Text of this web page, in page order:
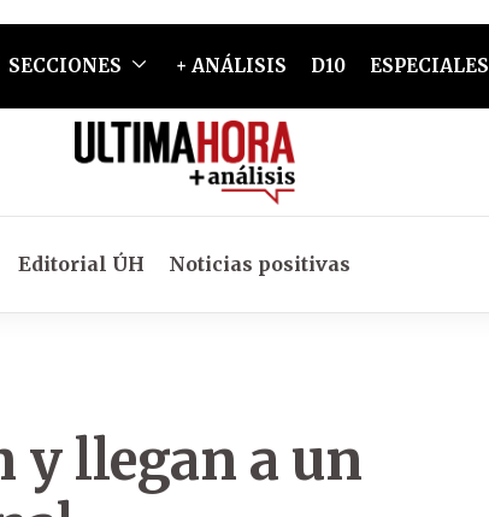
SECCIONES + ANÁLISIS D10 ESPECIALES
Editorial ÚH Noticias positivas
y llegan a un